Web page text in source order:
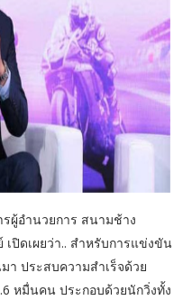
ผู้อำนวยการ สนามช้าง
ปิดเผยว่า.. สำหรับการแข่งขัน
า ประสบความสำเร็จด้วย
หมื่นคน ประกอบด้วยนักวิ่งทั้ง